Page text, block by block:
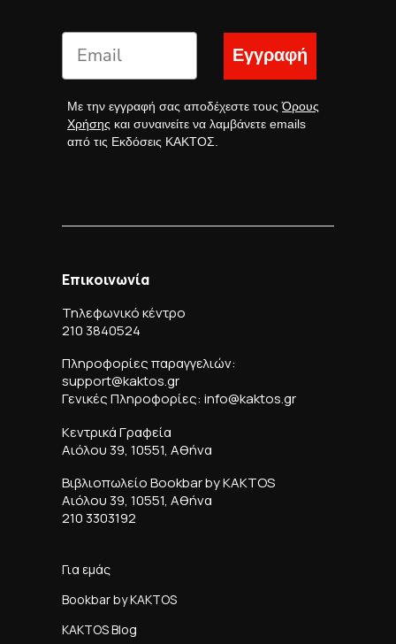
Εγγραφή
Με την εγγραφή σας αποδέχεστε τουςΌρους
Χρήσης και συναινείτε να λαμβάνετε emails
από τις Εκδόσεις ΚΑΚΤΟΣ.
Επικοινωνία
Τηλεφωνικό κέντρο
210 3840524
Πληροφορίες παραγγελιών:
support@kaktos.gr
Γενικές Πληροφορίες: info@kaktos.gr
Κεντρικά Γραφεία
Αιόλου 39, 10551, Αθήνα
Βιβλιοπωλείο Bookbar by KAKTOS
Αιόλου 39, 10551, Αθήνα
210 3303192
Για εμάς
Bookbar by KAKTOS
KAKTOS Blog